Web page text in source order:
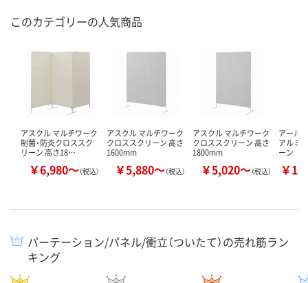
このカテゴリーの人気商品
アスクル マルチワーク
制菌・防炎クロススク
リーン 高さ18…
￥6,980～（税込）
アスクル マルチワーク
クロススクリーン 高さ
1600mm
￥5,880～（税込）
アスクル マルチワーク
クロススクリーン 高さ
1800mm
￥5,020～（税込）
アール
アルミ
ーン
￥
パーテーション/パネル/衝立（ついたて）の売れ筋ラン
キング